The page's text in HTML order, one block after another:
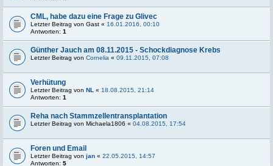
CML, habe dazu eine Frage zu Glivec
Letzter Beitrag von Gast « 16.01.2016, 00:10
Antworten: 1
Günther Jauch am 08.11.2015 - Schockdiagnose Krebs
Letzter Beitrag von Cornelia « 09.11.2015, 07:08
Verhütung
Letzter Beitrag von NL « 18.08.2015, 21:14
Antworten: 1
Reha nach Stammzellentransplantation
Letzter Beitrag von Michaela1806 « 04.08.2015, 17:54
Foren und Email
Letzter Beitrag von jan « 22.05.2015, 14:57
Antworten: 5